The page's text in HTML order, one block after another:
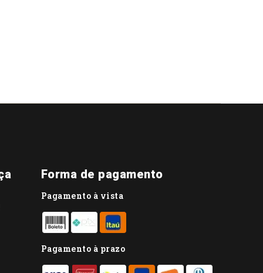
Forma de pagamento
Pagamento à vista
Pagamento à prazo